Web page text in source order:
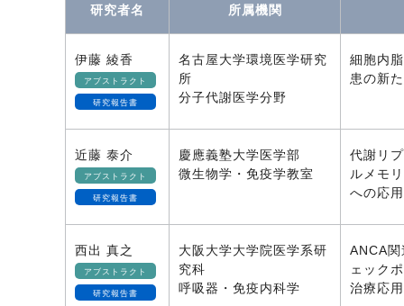
研究者名 所属機関
伊藤 綾香
アブストラクト
研究報告書
名古屋大学環境医学研究
所
分子代謝医学分野
細胞内
患の新
近藤 泰介
アブストラクト
研究報告書
慶應義塾大学医学部
微生物学・免疫学教室
代謝リ
ルメモ
への応用
西出 真之
アブストラクト
研究報告書
大阪大学大学院医学系研
究科
呼吸器・免疫内科学
ANCA
ェック
治療応用